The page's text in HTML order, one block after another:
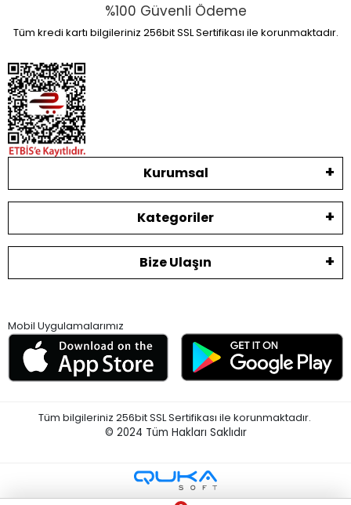
%100 Güvenli Ödeme
Tüm kredi kartı bilgileriniz 256bit SSL Sertifikası ile korunmaktadır.
Kurumsal
Kategoriler
Bize Ulaşın
Mobil Uygulamalarımız
Tüm bilgileriniz 256bit SSL Sertifikası ile korunmaktadır.
© 2024 Tüm Hakları Saklıdır